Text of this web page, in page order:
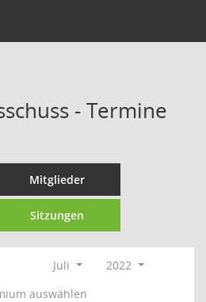
- Termine
Mitglieder
Sitzungen
Juli
2022
auswählen